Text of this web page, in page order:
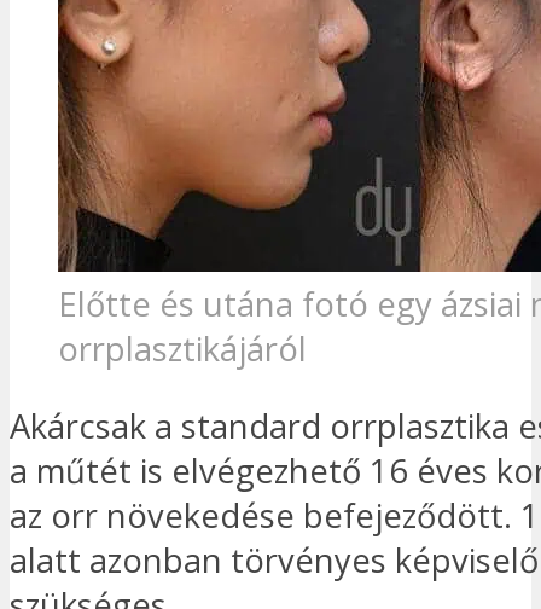
Előtte és utána fotó egy ázsiai
orrplasztikájáról
Akárcsak a standard orrplasztika
a műtét is elvégezhető 16 éves
az orr növekedése befejeződött.
alatt azonban törvényes